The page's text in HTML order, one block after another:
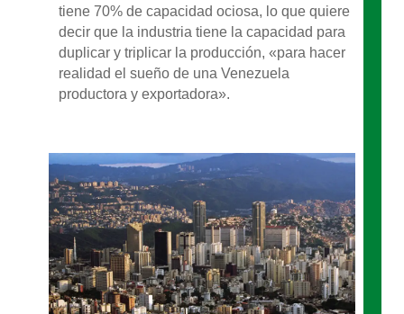
tiene 70% de capacidad ociosa, lo que quiere
decir que la industria tiene la capacidad para
duplicar y triplicar la producción, «para hacer
realidad el sueño de una Venezuela
productora y exportadora».